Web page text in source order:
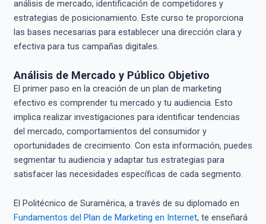
análisis de mercado, identificación de competidores y
estrategias de posicionamiento. Este curso te proporciona
las bases necesarias para establecer una dirección clara y
efectiva para tus campañas digitales.
Análisis de Mercado y Público Objetivo
El primer paso en la creación de un plan de marketing
efectivo es comprender tu mercado y tu audiencia. Esto
implica realizar investigaciones para identificar tendencias
del mercado, comportamientos del consumidor y
oportunidades de crecimiento. Con esta información, puedes
segmentar tu audiencia y adaptar tus estrategias para
satisfacer las necesidades específicas de cada segmento.
El Politécnico de Suramérica, a través de su diplomado en
Fundamentos del Plan de Marketing en Internet, te enseñará